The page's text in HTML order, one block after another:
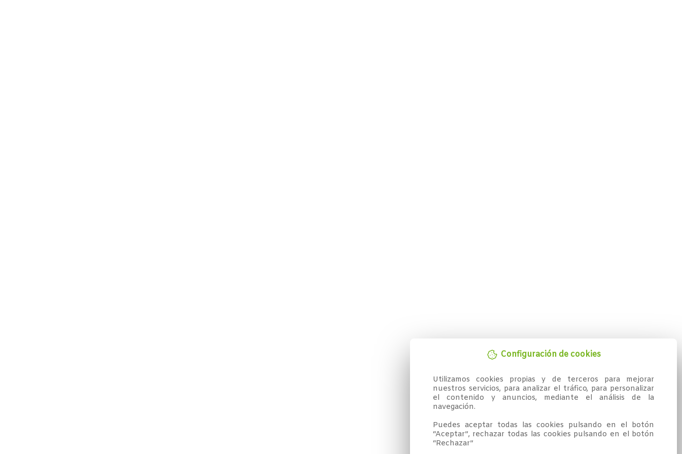
Configuración de cookies
Utilizamos cookies propias y de terceros para mejorar
nuestros servicios, para analizar el tráfico, para personalizar
el contenido y anuncios, mediante el análisis de la
navegación.
Puedes aceptar todas las cookies pulsando en el botón
“Aceptar”, rechazar todas las cookies pulsando en el botón
“Rechazar”